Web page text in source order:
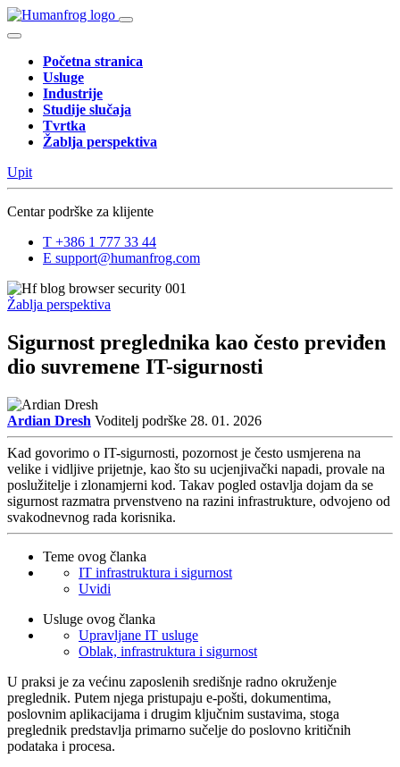
Početna stranica
Usluge
Industrije
Studije slučaja
Tvrtka
Žablja perspektiva
Upit
Centar podrške za klijente
T +386 1 777 33 44
E support@humanfrog.com
Žablja perspektiva
Sigurnost preglednika kao često previđen
dio suvremene IT-sigurnosti
Ardian Dresh Voditelj podrške 28. 01. 2026
Kad govorimo o IT-sigurnosti, pozornost je često usmjerena na
velike i vidljive prijetnje, kao što su ucjenjivački napadi, provale na
poslužitelje i zlonamjerni kod. Takav pogled ostavlja dojam da se
sigurnost razmatra prvenstveno na razini infrastrukture, odvojeno od
svakodnevnog rada korisnika.
Teme ovog članka
IT infrastruktura i sigurnost
Uvidi
Usluge ovog članka
Upravljane IT usluge
Oblak, infrastruktura i sigurnost
U praksi je za većinu zaposlenih središnje radno okruženje
preglednik. Putem njega pristupaju e-pošti, dokumentima,
poslovnim aplikacijama i drugim ključnim sustavima, stoga
preglednik predstavlja primarno sučelje do poslovno kritičnih
podataka i procesa.